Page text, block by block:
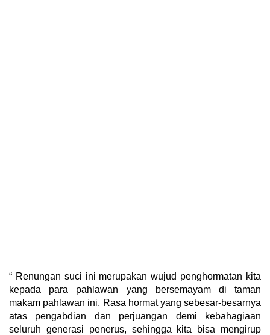
“ Renungan suci ini merupakan wujud penghormatan kita
kepada para pahlawan yang bersemayam di taman
makam pahlawan ini. Rasa hormat yang sebesar-besarnya
atas pengabdian dan perjuangan demi kebahagiaan
seluruh generasi penerus, sehingga kita bisa mengirup